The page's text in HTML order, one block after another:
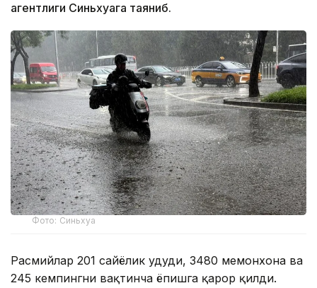
агентлиги Синьхуага таяниб.
Фото: Синьхуа
Расмийлар 201 сайёҳлик ҳудуди, 3480 меҳмонхона ва
245 кемпингни вақтинча ёпишга қарор қилди.